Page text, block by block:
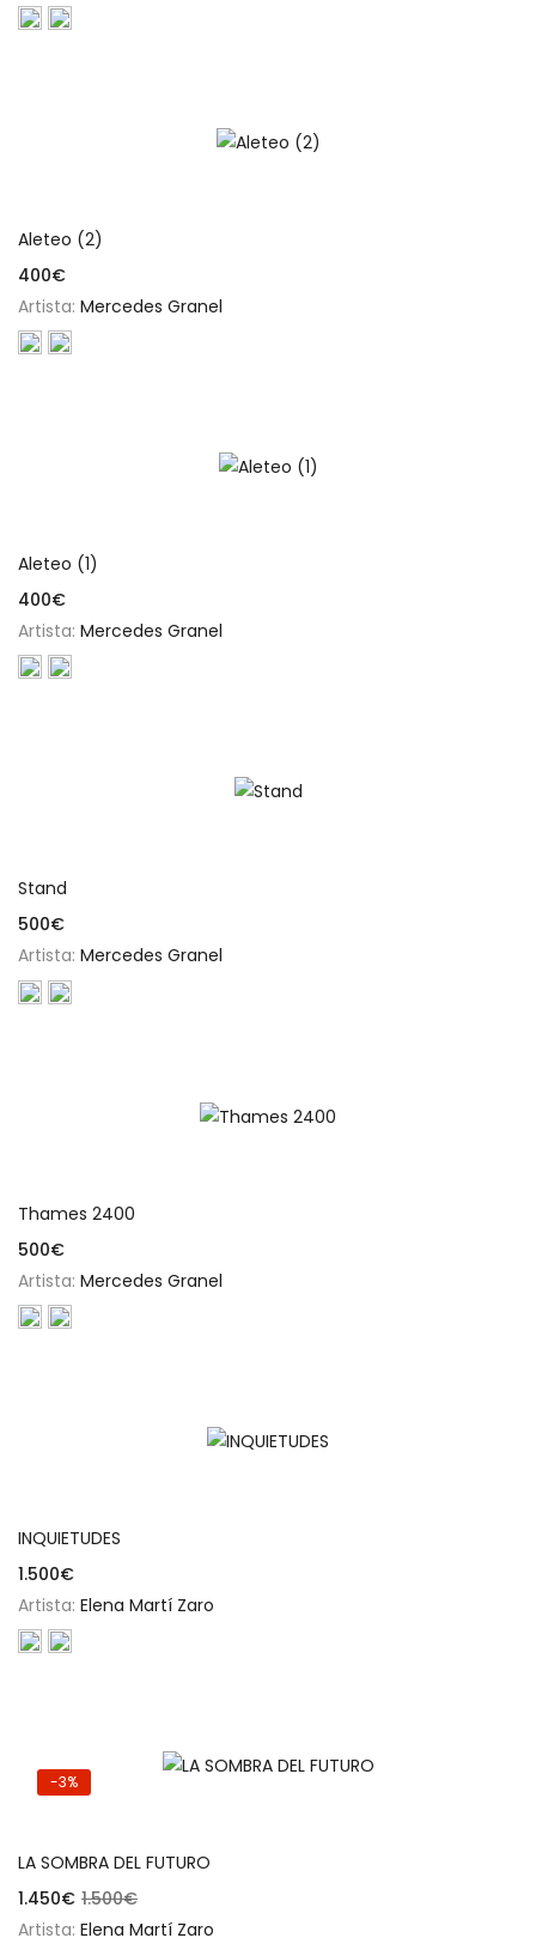
Aleteo (2)
400€
Artista: Mercedes Granel
Aleteo (1)
400€
Artista: Mercedes Granel
Stand
500€
Artista: Mercedes Granel
Thames 2400
500€
Artista: Mercedes Granel
INQUIETUDES
1.500€
Artista: Elena Martí Zaro
-3%
LA SOMBRA DEL FUTURO
1.450€ 1.500€
Artista: Elena Martí Zaro